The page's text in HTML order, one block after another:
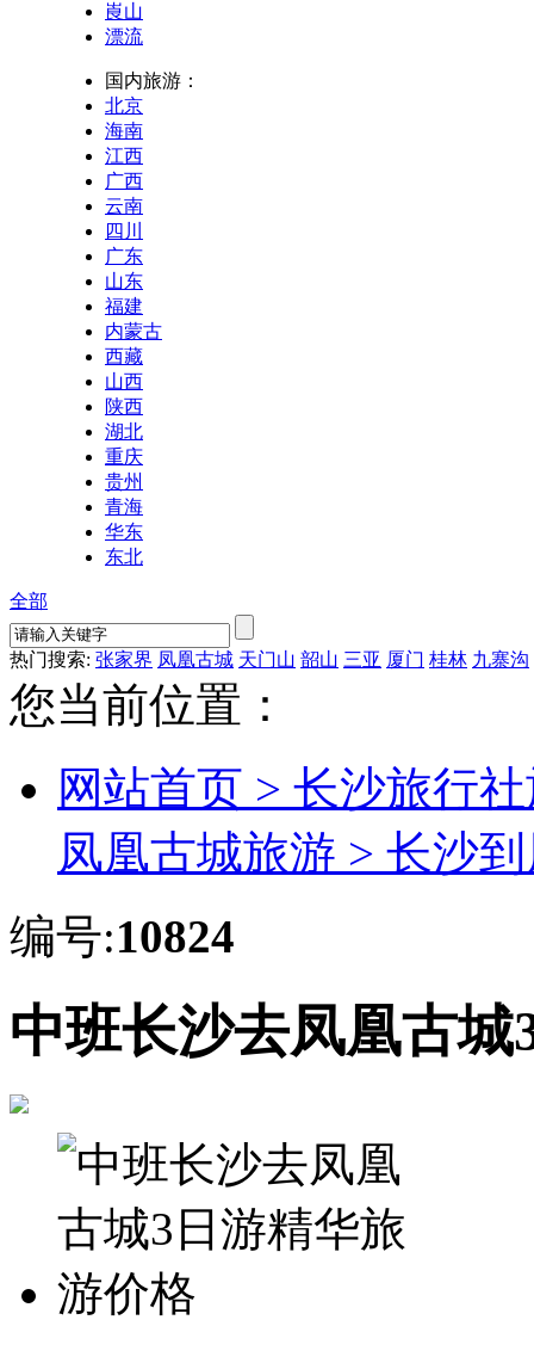
崀山
漂流
国内旅游：
北京
海南
江西
广西
云南
四川
广东
山东
福建
内蒙古
西藏
山西
陕西
湖北
重庆
贵州
青海
华东
东北
全部
热门搜索: 张家界 凤凰古城 天门山 韶山 三亚 厦门 桂林 九寨沟
您当前位置：
网站首页 > 长沙旅行
凤凰古城旅游 > 长沙
编号:10824
中班长沙去凤凰古